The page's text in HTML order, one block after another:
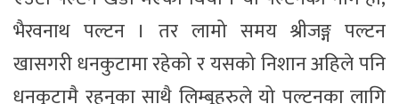
भैरवनाथ पल्टन । तर लामो समय श्रीजङ्ग पल्टन
खासगरी धनकुटामा रहेको र यसको निशान अहिले पनि
धनकुटामै रहनुका साथै लिम्बूहरुले यो पल्टनका लागि